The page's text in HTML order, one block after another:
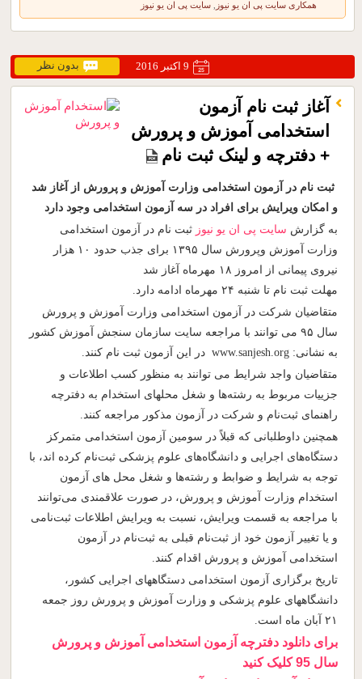
همکاری سایت پی ان یو نیوز
سایت پی ان یو نیوز
بدون نظر 9 اکتبر 2016
آغاز ثبت نام آزمون
استخدامی آموزش و پرورش
+ دفترچه و لینک ثبت نام
ثبت نام در آزمون استخدامی وزارت آموزش و پرورش از آغاز شد
و امکان ویرایش برای افراد در سه آزمون استخدامی وجود دارد
به گزارش سایت پی ان یو نیوز ثبت ‌نام در آزمون استخدامی
وزارت آموزش وپرورش سال ۱۳۹۵ برای جذب حدود ۱۰ هزار
نیروی پیمانی از امروز ۱۸ مهرماه آغاز شد
مهلت ثبت نام تا شنبه ۲۴ مهرماه ادامه دارد.
متقاضیان شرکت در آزمون استخدامی وزارت آموزش و پرورش
سال ۹۵ می توانند با مراجعه سایت سازمان سنجش آموزش کشور
به نشانی: www.sanjesh.org در این آزمون ثبت نام کنند.
متقاضیان واجد شرایط می توانند به منظور کسب اطلاعات و
جزییات مربوط به رشته‌ها و شغل محلهای استخدام به دفترچه
راهنمای ثبت‌نام و شرکت در آزمون مذکور مراجعه کنند.
همچنین داوطلبانی که قبلاً در سومین آزمون استخدامی متمرکز
دستگاه‌های اجرایی و دانشگاه‌های علوم پزشکی ثبت‌نام کرده اند، با
توجه به شرایط و ضوابط و رشته‌ها و شغل محل های آزمون
استخدام وزارت آموزش و پرورش، در صورت علاقمندی می‌توانند
با مراجعه به قسمت ویرایش، نسبت به ویرایش اطلاعات ثبت‌نامی
و یا تغییر آزمون خود از ثبت‌نام قبلی به ثبت‌نام در آزمون
استخدامی آموزش و پرورش اقدام کنند.
تاریخ برگزاری آزمون استخدامی دستگاههای اجرایی کشور،
دانشگاههای علوم پزشکی و وزارت آموزش و پرورش روز جمعه
۲۱ آبان ماه است.
برای دانلود دفترچه آزمون استخدامی آموزش و پرورش
سال 95 کلیک کنید